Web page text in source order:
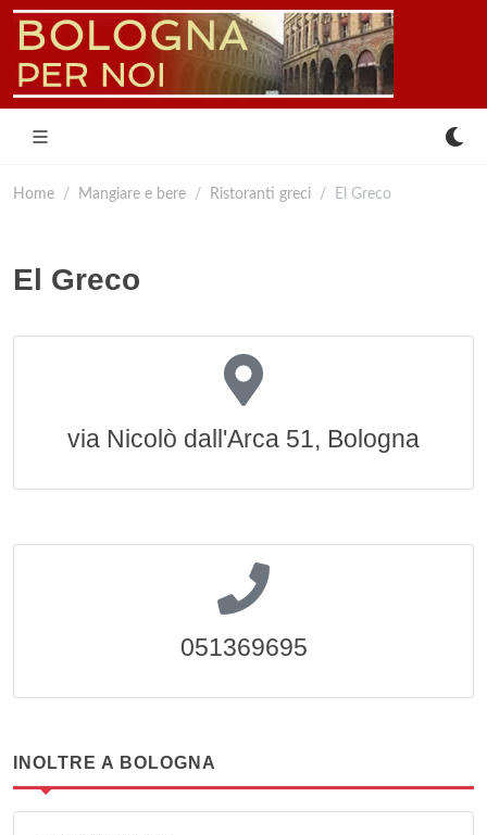
Home Mangiare e bere Ristoranti greci El Greco
El Greco
via Nicolò dall'Arca 51, Bologna
051369695
INOLTRE A BOLOGNA